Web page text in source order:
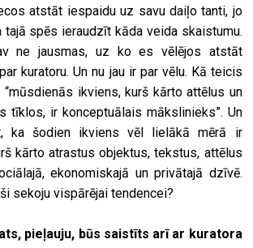
atstāt iespaidu uz savu daiļo tanti, jo
tajā spēs ieraudzīt kāda veida skaistumu.
ne jausmas, uz ko es vēlējos atstāt
kuratoru. Un nu jau ir par vēlu. Kā teicis
“mūsdienās ikviens, kurš kārto attēlus un
tīklos, ir konceptuālais mākslinieks”. Un
ka šodien ikviens vēl lielākā mērā ir
kārto atrastus objektus, tekstus, attēlus
ekonomiskajā un privātajā dzīvē.
sekoju vispārējai tendencei?
pieļauju, būs saistīts arī ar kuratora